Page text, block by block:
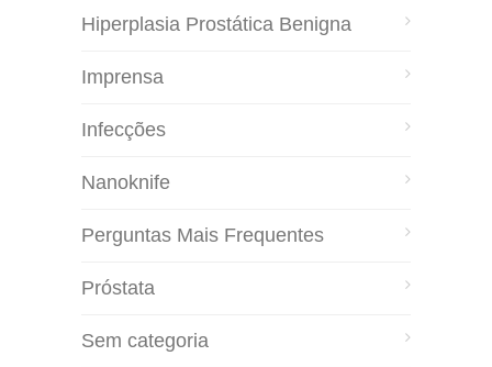
Hiperplasia Prostática Benigna
Imprensa
Infecções
Nanoknife
Perguntas Mais Frequentes
Próstata
Sem categoria